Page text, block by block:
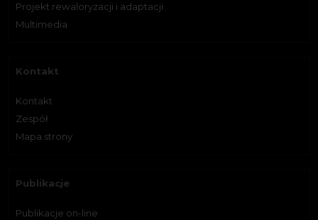
Projekt rewaloryzacji i adaptacji
Multimedia
Kontakt
Kontakt
Zespół
Mapa strony
Publikacje
Publikacje on-line